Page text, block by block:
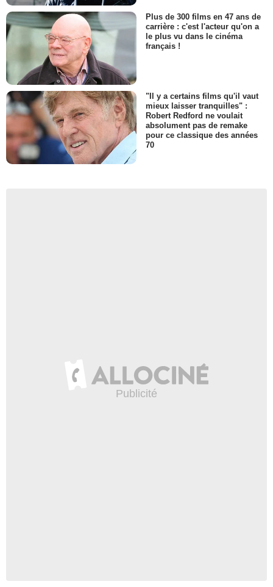
Plus de 300 films en 47 ans de
carrière : c'est l'acteur qu'on a
le plus vu dans le cinéma
français !
"Il y a certains films qu'il vaut
mieux laisser tranquilles" :
Robert Redford ne voulait
absolument pas de remake
pour ce classique des années
70